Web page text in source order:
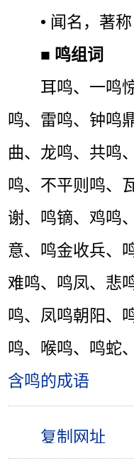
• 闻名，著称
■ 鸣组词
耳鸣、一鸣
鸣、雷鸣、钟鸣
曲、龙鸣、共鸣
鸣、不平则鸣、
谢、鸣镝、鸡鸣
意、鸣金收兵、
难鸣、鸣凤、悲
鸣、凤鸣朝阳、
鸣、喉鸣、鸣蛇
含鸣的成语